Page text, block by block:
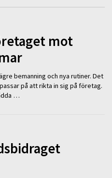
mot
bemanning och nya rutiner. Det
på att rikta in sig på företag.
…